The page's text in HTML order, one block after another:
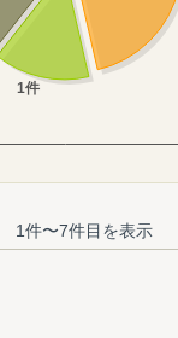
1件〜7件目を表示